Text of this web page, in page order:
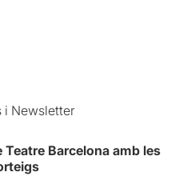
i Newsletter
Barcelona amb les